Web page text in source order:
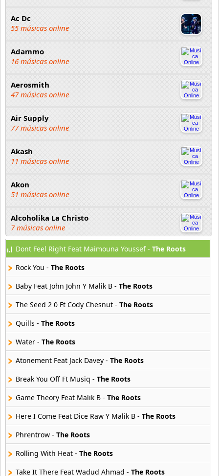
Ac Dc
55 músicas online
Adammo
16 músicas online
Aerosmith
47 músicas online
Air Supply
77 músicas online
Akash
11 músicas online
Akon
51 músicas online
Alcoholika La Christo
7 músicas online
Atajo
22 músicas online
Banane Metalik
26 músicas online
16 músicas online
Beady Eye
16 músicas online
Bee Gees
29 músicas online
Ben Harper
11 músicas online
Billboard
163 músicas online
Dont Feel Right Feat Maimouna Youssef - The Roots
Rock You - The Roots
Baby Feat John John Y Malik B - The Roots
The Seed 2 0 Ft Cody Chesnut - The Roots
Quills - The Roots
Water - The Roots
Atonement Feat Jack Davey - The Roots
Break You Off Ft Musiq - The Roots
Game Theory Feat Malik B - The Roots
Here I Come Feat Dice Raw Y Malik B - The Roots
Phrentrow - The Roots
Rolling With Heat - The Roots
Take It There Feat Wadud Ahmad - The Roots